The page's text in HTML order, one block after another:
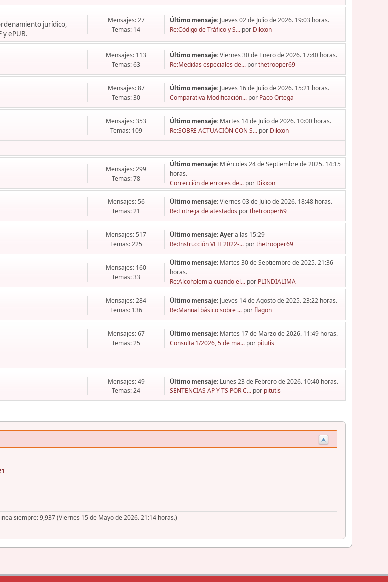
jurídico,
y ePUB.
Mensajes: 27
Temas: 14
Último mensaje: Jueves 02 de Julio de 2026. 19:03 horas.
Re:Código de Tráfico y S... por Dikxon
Mensajes: 113
Temas: 63
Último mensaje:Viernes 30 de Enero de 2026. 17:40 horas.
Re:Medidas especiales de... porthetrooper69
Mensajes: 87
Temas: 30
Último mensaje: Jueves 16 de Julio de 2026. 15:21 horas.
Comparativa Modificación... por Paco Ortega
Mensajes: 353
Temas: 109
Último mensaje: Martes 14 de Julio de 2026. 10:00 horas.
Re:SOBRE ACTUACIÓN CON S... por Dikxon
Mensajes: 299
Temas: 78
Último mensaje: Miércoles 24 de Septiembre de 2025. 14:15
horas.
Corrección de errores de... por Dikxon
Mensajes: 56
Temas: 21
Último mensaje:Viernes 03 de Julio de 2026. 18:48 horas.
Re:Entrega de atestados porthetrooper69
Mensajes: 517
Temas: 225
Último mensaje:Ayera las 15:29
Re:Instrucción VEH 2022-... porthetrooper69
Mensajes: 160
Temas: 33
Último mensaje: Martes 30 de Septiembre de 2025. 21:36
horas.
Re:Alcoholemia cuando el... por PLINDIALIMA
Mensajes: 284
Temas: 136
Último mensaje: Jueves 14 de Agosto de 2025. 23:22 horas.
Re:Manual básico sobre ... porflagon
Mensajes: 67
Temas: 25
Último mensaje: Martes 17 de Marzo de 2026. 11:49 horas.
Consulta 1/2026, 5 de ma... por pitutis
Mensajes: 49
Temas: 24
Último mensaje: Lunes 23 de Febrero de 2026. 10:40 horas.
SENTENCIAS AP Y TS POR C... por pitutis
siempre: 9,937 (Viernes 15 de Mayo de 2026. 21:14 horas.)